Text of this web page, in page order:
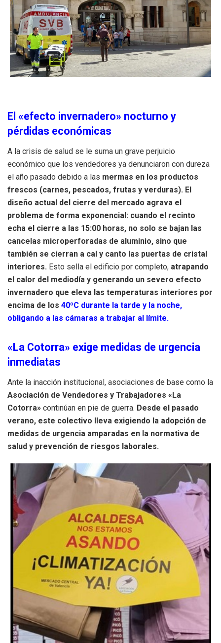
El «efecto invernadero» nocturno y
pérdidas económicas
A la crisis de salud se le suma un grave perjuicio
económico que los vendedores ya denunciaron con dureza
el año pasado debido a las mermas en los productos
frescos (carnes, pescados, frutas y verduras). El
diseño actual del cierre del mercado agrava el
problema de forma exponencial: cuando el recinto
echa el cierre a las 15:00 horas, no solo se bajan las
cancelas microperforadas de aluminio, sino que
también se cierran a cal y canto las puertas de cristal
interiores. Esto sella el edificio por completo, atrapando
el calor del mediodía y generando un severo efecto
invernadero que eleva las temperaturas interiores por
encima de los 40ºC durante la tarde y la noche,
obligando a las cámaras a trabajar al límite.
«La Cotorra» exige medidas de urgencia
inmediatas
Ante la inacción institucional, asociaciones de base como la
Asociación de Vendedores y Trabajadores «La
Cotorra» continúan en pie de guerra. Desde el pasado
verano, este colectivo lleva exigiendo la adopción de
medidas de urgencia amparadas en la normativa de
salud y prevención de riesgos laborales.